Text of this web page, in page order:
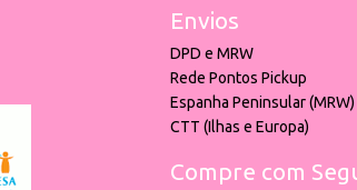
Envios
DPD e MRW
Rede Pontos Pickup
Espanha Peninsular (MRW)
CTT (Ilhas e Europa)
Compre com